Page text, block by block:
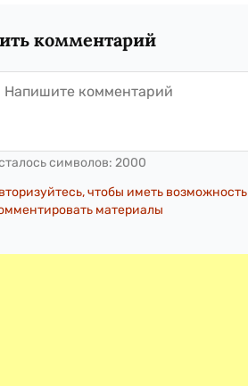
комментарий
символов: 2000
чтобы иметь возможность
материалы